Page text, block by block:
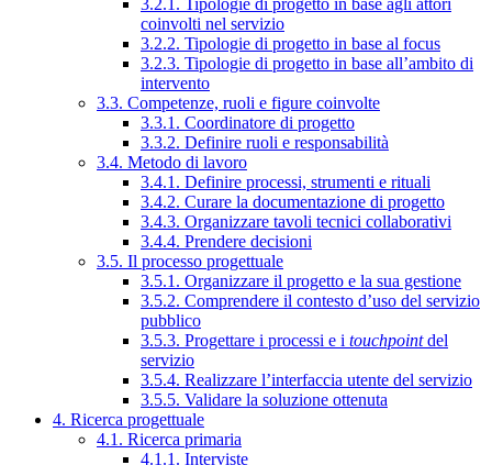
3.2.1. Tipologie di progetto in base agli attori
coinvolti nel servizio
3.2.2. Tipologie di progetto in base al focus
3.2.3. Tipologie di progetto in base all’ambito di
intervento
3.3. Competenze, ruoli e figure coinvolte
3.3.1. Coordinatore di progetto
3.3.2. Definire ruoli e responsabilità
3.4. Metodo di lavoro
3.4.1. Definire processi, strumenti e rituali
3.4.2. Curare la documentazione di progetto
3.4.3. Organizzare tavoli tecnici collaborativi
3.4.4. Prendere decisioni
3.5. Il processo progettuale
3.5.1. Organizzare il progetto e la sua gestione
3.5.2. Comprendere il contesto d’uso del servizio
pubblico
3.5.3. Progettare i processi e i touchpointdel
servizio
3.5.4. Realizzare l’interfaccia utente del servizio
3.5.5. Validare la soluzione ottenuta
4. Ricerca progettuale
4.1. Ricerca primaria
4.1.1. Interviste